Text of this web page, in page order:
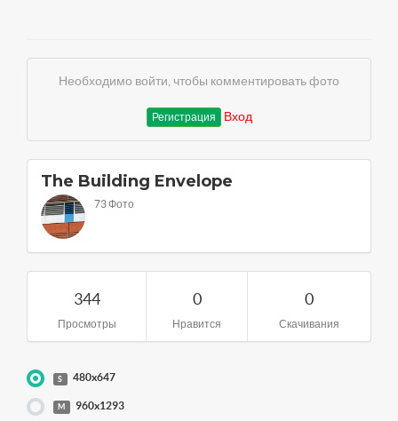
Необходимо войти, чтобы комментировать фото
Регистрация Вход
The Building Envelope
73 Фото
344
Просмотры
0
Нравится
0
Скачивания
S 480x647
M 960x1293